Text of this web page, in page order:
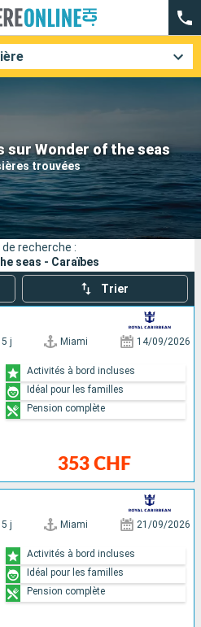
sur Wonder of the seas
trouvées
Compagnies
recherche :
seas - Caraïbes
Trier
5 j Miami 14/09/2026
353 CHF
Activités à bord incluses
Idéal pour les familles
Pension complète
5 j Miami 21/09/2026
Activités à bord incluses
Idéal pour les familles
Pension complète